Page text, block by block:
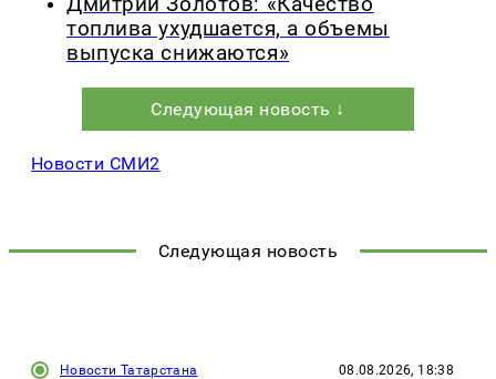
топлива ухудшается, а объемы
выпуска снижаются»
Следующая новость ↓
Новости СМИ2
Следующая новость
Новости Татарстана 08.08.2026, 18:38